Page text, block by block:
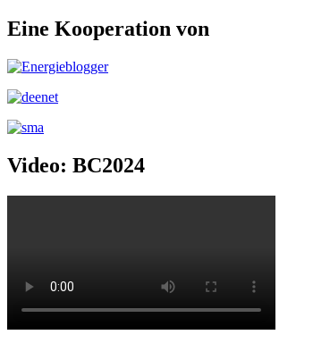
Eine Kooperation von
Video: BC2024